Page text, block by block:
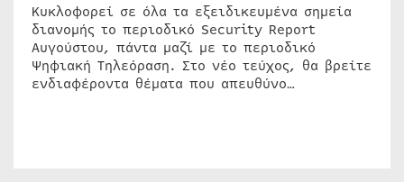
Κυκλοφορεί σε όλα τα εξειδικευμένα σημεία
διανομής το περιοδικό Security Report
Αυγούστου, πάντα μαζί με το περιοδικό
Ψηφιακή Τηλεόραση. Στο νέο τεύχος, θα βρείτε
ενδιαφέροντα θέματα που απευθύνο…